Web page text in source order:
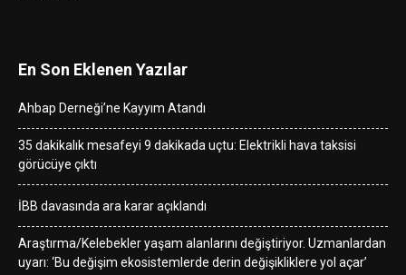
En Son Eklenen Yazılar
Ahbap Derneği’ne Kayyım Atandı
35 dakikalık mesafeyi 9 dakikada uçtu: Elektrikli hava taksisi
görücüye çıktı
İBB davasında ara karar açıklandı
Araştırma/Kelebekler yaşam alanlarını değiştiriyor. Uzmanlardan
uyarı: ‘Bu değişim ekosistemlerde derin değişikliklere yol açar’